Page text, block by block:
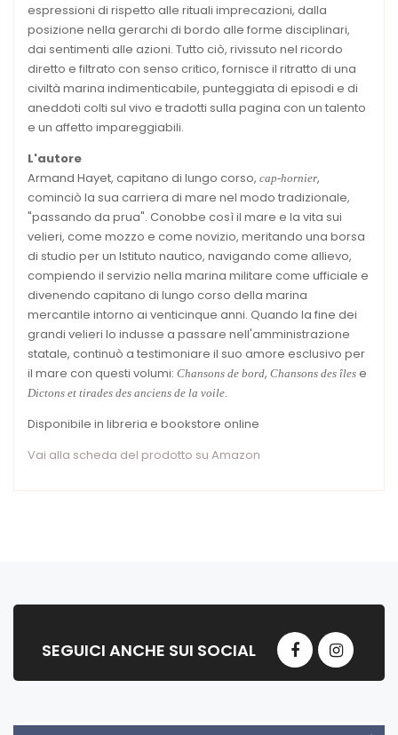
espressioni di rispetto alle rituali imprecazioni, dalla
posizione nella gerarchi di bordo alle forme disciplinari,
dai sentimenti alle azioni. Tutto ciò, rivissuto nel ricordo
diretto e filtrato con senso critico, fornisce il ritratto di una
civiltà marina indimenticabile, punteggiata di episodi e di
aneddoti colti sul vivo e tradotti sulla pagina con un talento
e un affetto impareggiabili.
L'autore
Armand Hayet, capitano di lungo corso, cap-hornier,
cominciò la sua carriera di mare nel modo tradizionale,
"passando da prua". Conobbe così il mare e la vita sui
velieri, come mozzo e come novizio, meritando una borsa
di studio per un Istituto nautico, navigando come allievo,
compiendo il servizio nella marina militare come ufficiale e
divenendo capitano di lungo corso della marina
mercantile intorno ai venticinque anni. Quando la fine dei
grandi velieri lo indusse a passare nell'amministrazione
statale, continuò a testimoniare il suo amore esclusivo per
il mare con questi volumi: Chansons de bord, Chansons des îles e
Dictons et tirades des anciens de la voile.
Disponibile in libreria e bookstore online
Vai alla scheda del prodotto su Amazon
SEGUICI ANCHE SUI SOCIAL